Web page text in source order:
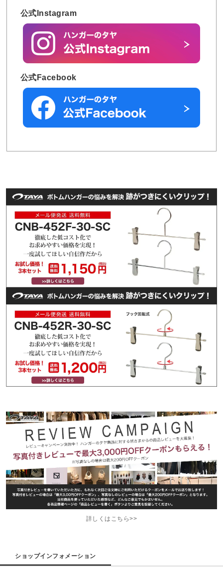
公式Instagram
公式Facebook
詳しくはこちら>>
ショップインフォメーション